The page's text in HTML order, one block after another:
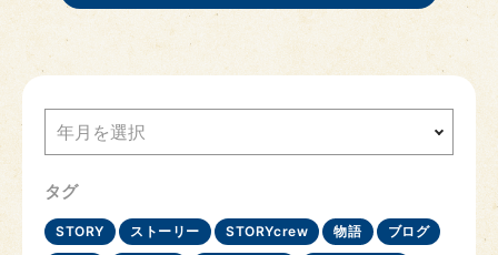
年月を選択
タグ
STORY ストーリー STORYcrew 物語 ブログ